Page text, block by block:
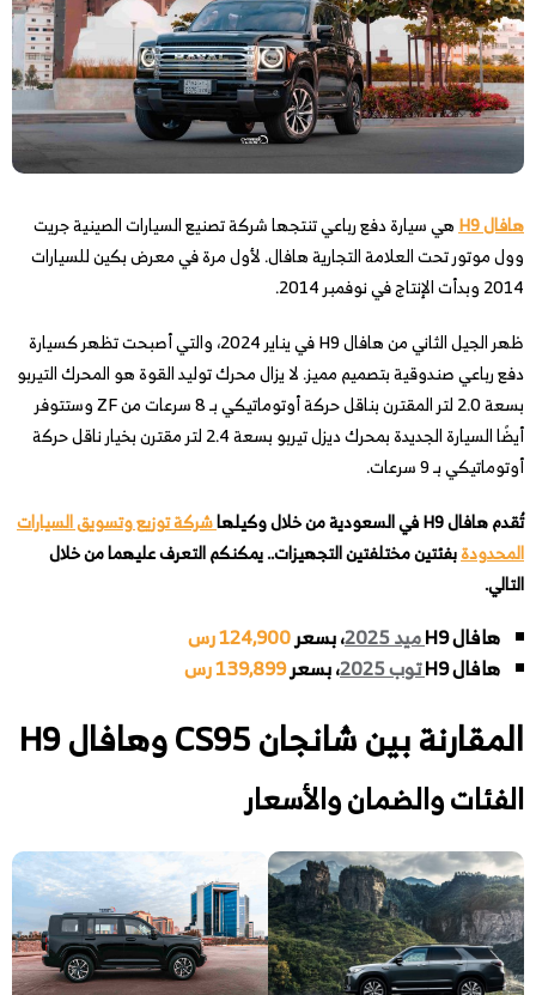
هافال H9
هي سيارة دفع رباعي تنتجها شركة تصنيع السيارات الصينية جريت
وول موتور تحت العلامة التجارية هافال. لأول مرة في معرض بكين للسيارات
2014 وبدأت الإنتاج في نوفمبر 2014.
ظهر الجيل الثاني من هافال H9 في يناير 2024، والتي أصبحت تظهر كسيارة
دفع رباعي صندوقية بتصميم مميز. لا يزال محرك توليد القوة هو المحرك التيربو
بسعة 2.0 لتر المقترن بناقل حركة أوتوماتيكي بـ 8 سرعات من ZF وستتوفر
أيضًا السيارة الجديدة بمحرك ديزل تيربو بسعة 2.4 لتر مقترن بخيار ناقل حركة
أوتوماتيكي بـ 9 سرعات.
تُقدم هافال H9 في السعودية من خلال وكيلها
شركة توزيع وتسويق السيارات
المحدودةبفئتين مختلفتين التجهيزات.. يمكنكم التعرف عليهما من خلال
التالي.
هافال H9 ميد 2025 ، بسعر124,900 رس
هافال H9
توب 2025 ، بسعر139,899 رس
المقارنة بين شانجان CS95 وهافال H9
الفئات والضمان والأسعار